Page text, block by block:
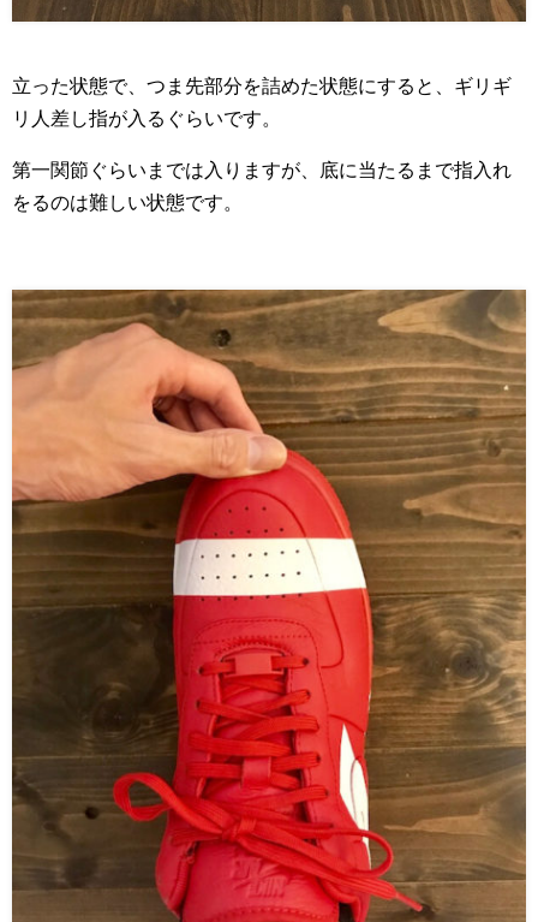
立った状態で、つま先部分を詰めた状態にすると、ギリギ
リ人差し指が入るぐらいです。
第一関節ぐらいまでは入りますが、底に当たるまで指入れ
をるのは難しい状態です。